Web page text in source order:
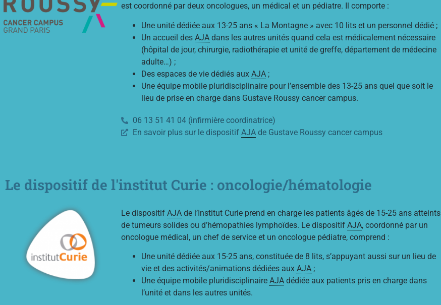
est coordonné par deux oncologues, un médical et un pédiatre. Il comporte :
Une unité dédiée aux 13-25 ans « La Montagne » avec 10 lits et un personnel dédié ;
Un accueil des AJA dans les autres unités quand cela est médicalement nécessaire
(hôpital de jour, chirurgie, radiothérapie et unité de greffe, département de médecine
adulte…) ;
Des espaces de vie dédiés aux AJA ;
Une équipe mobile pluridisciplinaire pour l’ensemble des 13-25 ans quel que soit le
lieu de prise en charge dans Gustave Roussy cancer campus.
06 13 51 41 04 (infirmière coordinatrice)
En savoir plus sur le dispositif AJAde Gustave Roussy cancer campus
Le dispositif de l'institut Curie : oncologie/hématologie
Le dispositif AJA de l’Institut Curie prend en charge les patients âgés de 15-25 ans atteints
de tumeurs solides ou d’hémopathies lymphoïdes. Le dispositif AJA, coordonné par un
oncologue médical, un chef de service et un oncologue pédiatre, comprend :
Une unité dédiée aux 15-25 ans, constituée de 8 lits, s’appuyant aussi sur un lieu de
vie et des activités/animations dédiées aux AJA ;
Une équipe mobile pluridisciplinaire AJA dédiée aux patients pris en charge dans
l’unité et dans les autres unités.